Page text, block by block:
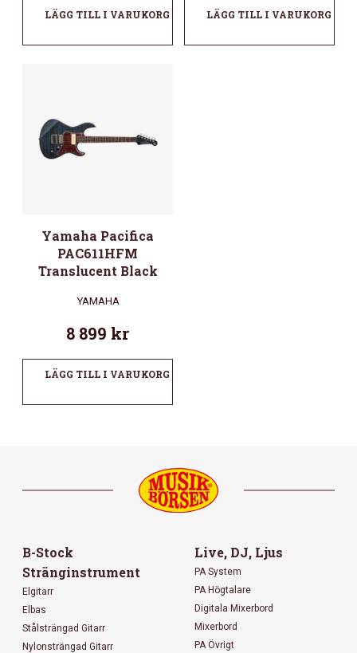
LÄGG TILL I VARUKORG LÄGG TILL I VARUKORG
Yamaha Pacifica
PAC611HFM
Translucent Black
YAMAHA
8 899 kr
LÄGG TILL I VARUKORG
B-Stock
Stränginstrument
Elgitarr
Elbas
Stålsträngad Gitarr
Nylonsträngad Gitarr
Live, DJ, Ljus
PA System
PA Högtalare
Digitala Mixerbord
Mixerbord
PA Övrigt